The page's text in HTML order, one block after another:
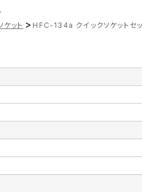
ット > HFC-134a クイックソケットセ